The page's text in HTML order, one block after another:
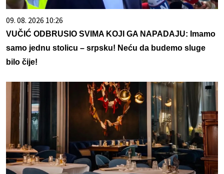
09. 08. 2026 10:26
VUČIĆ ODBRUSIO SVIMA KOJI GA NAPADAJU: Imamo
samo jednu stolicu – srpsku! Neću da budemo sluge
bilo čije!